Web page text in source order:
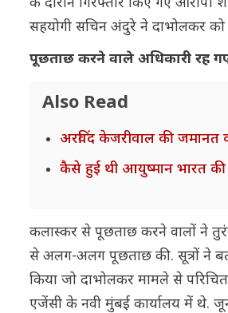
सहयोगी सचिन अंदुरे ने दाभोलकर को
पूछताछ करने वाले अधिकारी रह
Also Read
अरविंद केजरीवाल की जमानत
कैसे हुई थी आयुष्मान भारत
कलास्कर से पूछताछ करने वालों ने
से अलग-अलग पूछताछ की. सूत्रों ने
किया जो दाभोलकर मामले से
एजेंसी के नवी मुंबई कार्यालय में थे.